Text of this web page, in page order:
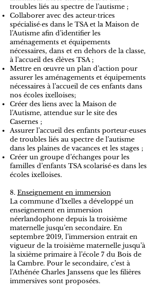
troubles liés au spectre de l’autisme ;
Collaborer avec des acteur·trices
spécialisé·es dans le TSA et la Maison de
l’Autisme afin d’identifier les
aménagements et équipements
nécessaires, dans et en dehors de la classe,
à l’accueil des élèves TSA ;
Mettre en œuvre un plan d’action pour
assurer les aménagements et équipements
nécessaires à l’accueil de ces enfants dans
nos écoles ixelloises;
Créer des liens avec la Maison de
l’Autisme, attendue sur le site des
Casernes ;
Assurer l’accueil des enfants porteur·euses
de troubles liés au spectre de l’autisme
dans les plaines de vacances et les stages ;
Créer un groupe d’échanges pour les
familles d’enfants TSA scolarisé·es dans les
écoles ixelloises.
8. Enseignement en immersion
La commune d’Ixelles a développé un
enseignement en immersion
néerlandophone depuis la troisième
maternelle jusqu’en secondaire. En
septembre 2019, l’immersion entrait en
vigueur de la troisième maternelle jusqu’à
la sixième primaire à l’école 7 du Bois de
la Cambre. Pour le secondaire, c’est à
l’Athénée Charles Janssens que les filières
immersives sont proposées.